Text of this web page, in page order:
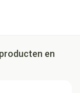
en